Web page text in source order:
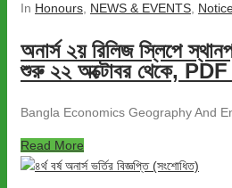
In Honours NEWS & EVENTS
অনার্স ২য় রিলিজ স্লিপে
শুরু ২২ অক্টোবর থেকে, PDF
Bangla Economics Geography And
Read More